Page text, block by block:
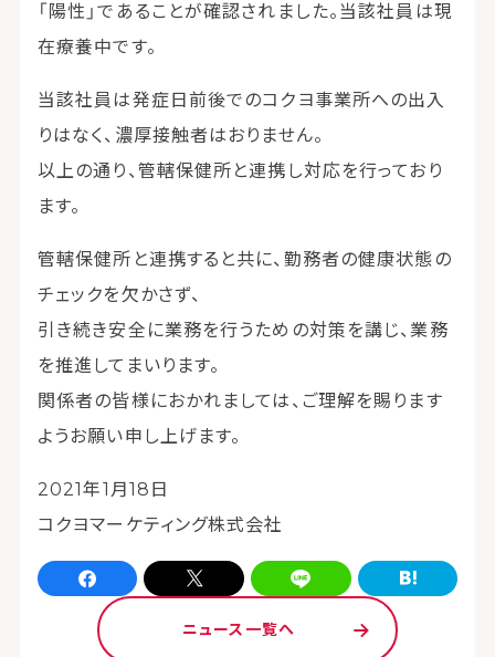
「陽性」であることが確認されました。当該社員は現
在療養中です。
当該社員は発症日前後でのコクヨ事業所への出入
りはなく、濃厚接触者はおりません。
以上の通り、管轄保健所と連携し対応を行っており
ます。
管轄保健所と連携すると共に、勤務者の健康状態の
チェックを欠かさず、
引き続き安全に業務を行うための対策を講じ、業務
を推進してまいります。
関係者の皆様におかれましては、ご理解を賜ります
ようお願い申し上げます。
2021年1月18日
コクヨマーケティング株式会社
ニュース一覧へ